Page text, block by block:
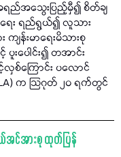
ည်အသွေးပြည့်မှီ၍ စိတ်ချ
ရေး ရည်ရွယ်၍ လူသား
ျန်းမာရေးမိသားစု
းပေါင်း၍ တအာင်း
လှစ်ကြောင်း ပလောင်
က သြဂုတ် ၂၀ ရက်တွင်
င်အားစု ထုတ်ပြန်